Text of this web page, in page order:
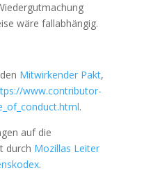
wäre fallabhängig.
Mitwirkender Pakt,
www.contributor-
.
auf die
durch Mozillas Leiter
.